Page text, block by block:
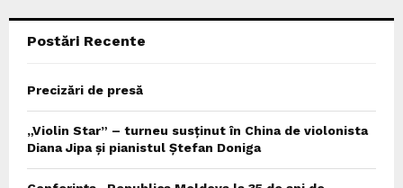
Postări Recente
Precizări de presă
„Violin Star” – turneu susținut în China de violonista
Diana Jipa și pianistul Ștefan Doniga